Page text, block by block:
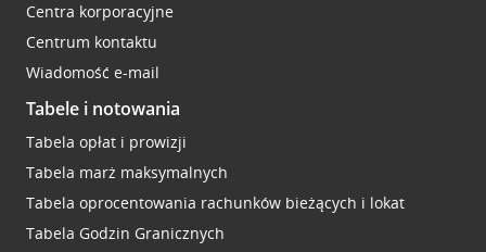
Centra korporacyjne
Centrum kontaktu
Wiadomość e-mail
Tabele i notowania
Tabela opłat i prowizji
Tabela marż maksymalnych
Tabela oprocentowania rachunków bieżących i lokat
Tabela Godzin Granicznych